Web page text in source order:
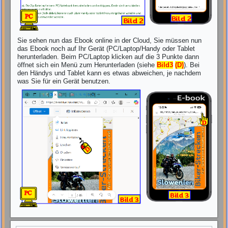
Sie sehen nun das Ebook online in der Cloud, Sie müssen nun
das Ebook noch auf Ihr Gerät (PC/Laptop/Handy oder Tablet
herunterladen. Beim PC/Laptop klicken auf die 3 Punkte dann
öffnet sich ein Menü zum Herunterladen (siehe Bild3 (D)). Bei
den Händys und Tablet kann es etwas abweichen, je nachdem
was Sie für ein Gerät benutzen.